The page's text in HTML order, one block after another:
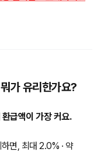
가 유리한가요?
급액이 가장 커요.
면, 최대 2.0% · 약